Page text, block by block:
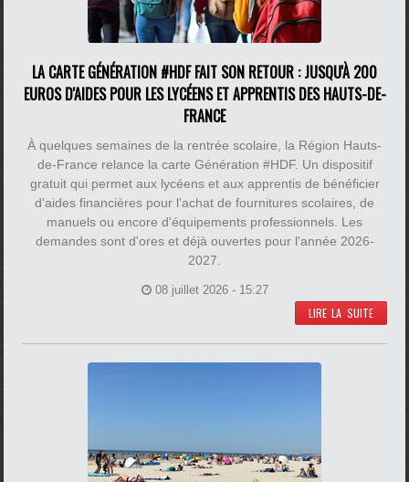
LA CARTE GÉNÉRATION #HDF FAIT SON RETOUR : JUSQU'À 200
EUROS D'AIDES POUR LES LYCÉENS ET APPRENTIS DES HAUTS-DE-
FRANCE
À quelques semaines de la rentrée scolaire, la Région Hauts-
de-France relance la carte Génération #HDF. Un dispositif
gratuit qui permet aux lycéens et aux apprentis de bénéficier
d'aides financières pour l'achat de fournitures scolaires, de
manuels ou encore d'équipements professionnels. Les
demandes sont d'ores et déjà ouvertes pour l'année 2026-
2027.
08 juillet 2026 - 15:27
LIRE LA SUITE